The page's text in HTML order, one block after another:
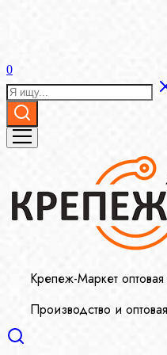
0
Крепеж-Маркет
Производство и